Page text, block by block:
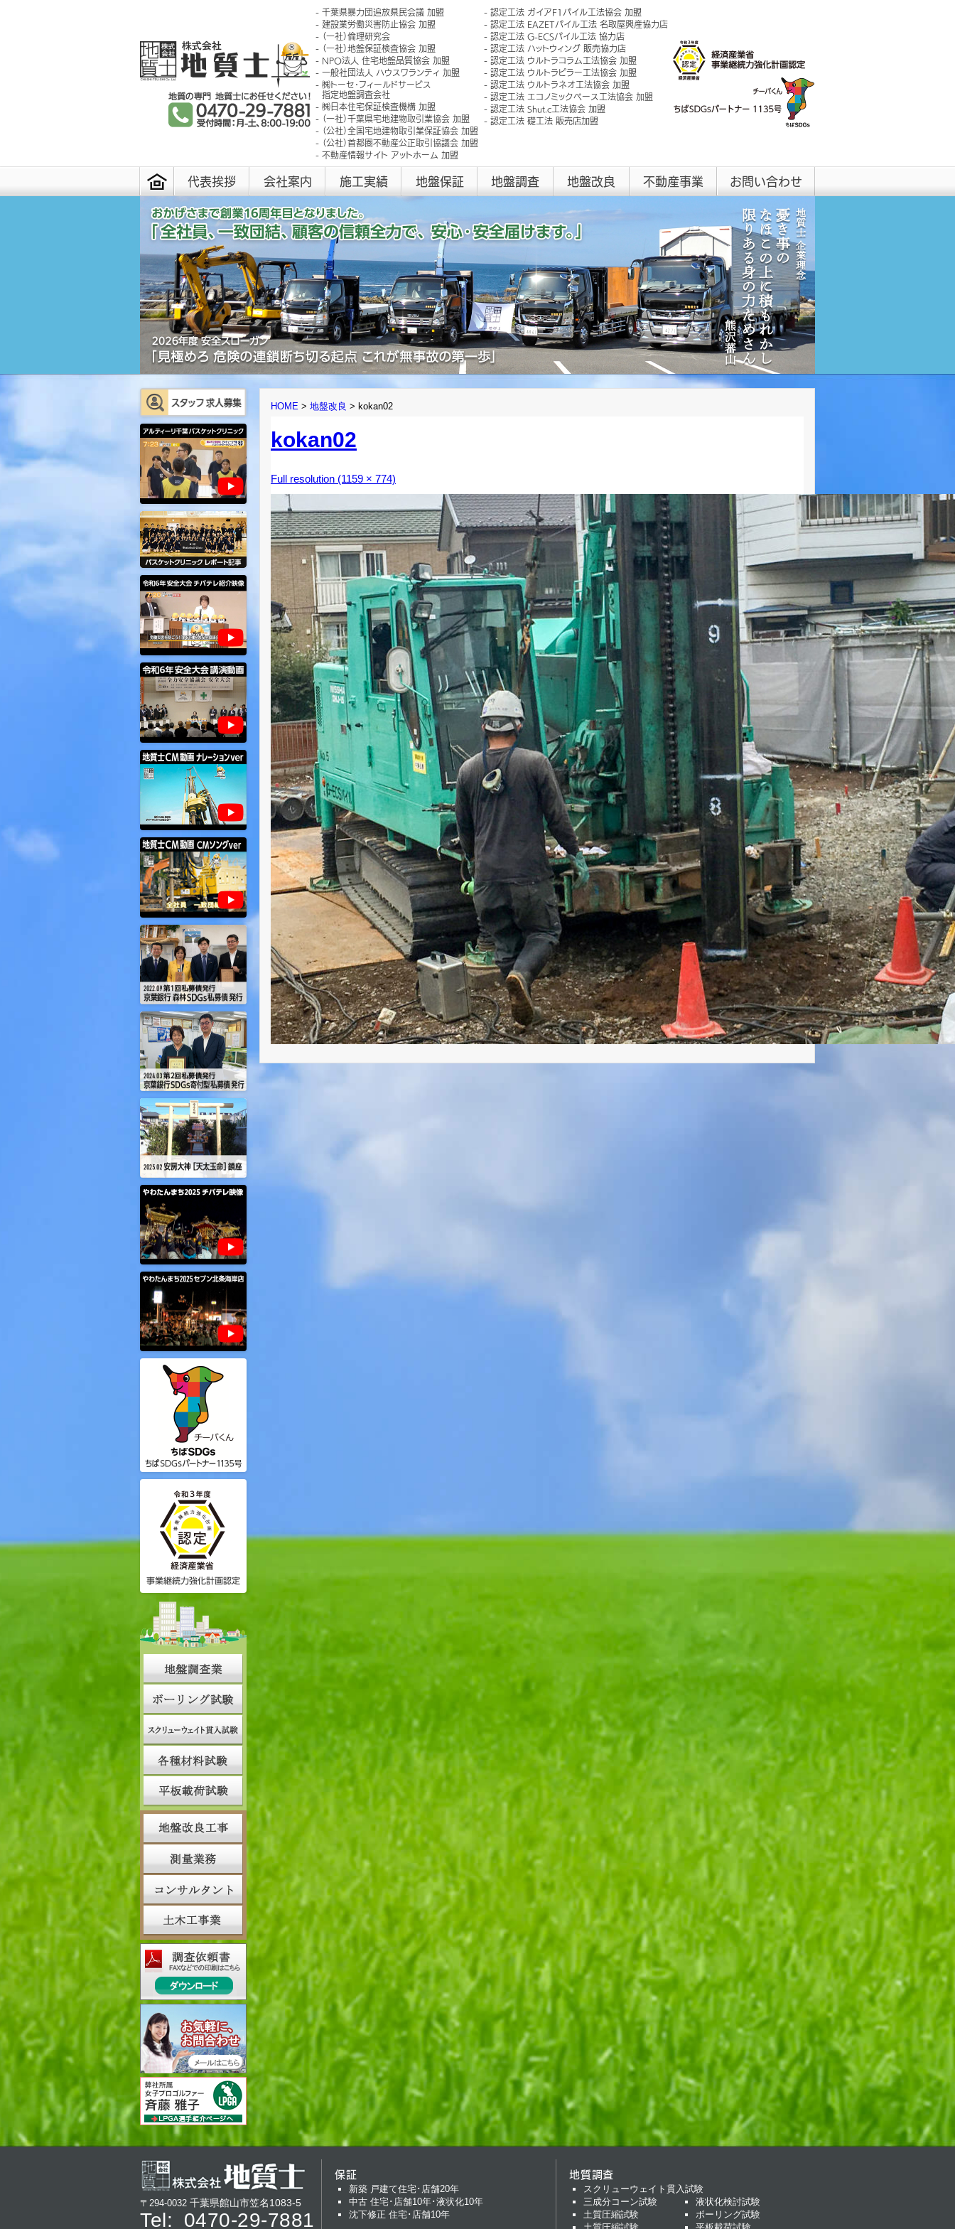
千葉県暴力団追放県民会議 加盟
建設業労働災害防止協会 加盟
（一社）倫理研究会
（一社）地盤保証検査協会 加盟
NPO法人 住宅地盤品質協会 加盟
一般社団法人 ハウスワランティ 加盟
㈱トーセ･フィールドサービス
指定地盤調査会社
㈱日本住宅保証検査機構 加盟
（一社）千葉県宅地建物取引業協会 加盟
（公社）全国宅地建物取引業保証協会 加盟
（公社）首都圏不動産公正取引協議会 加盟
不動産情報サイト アットホーム 加盟
認定工法 ガイアF1パイル工法協会 加盟
認定工法 EAZETパイル工法 名取屋興産協力店
認定工法 G-ECSパイル工法 協力店
認定工法 ハットウィング 販売協力店
認定工法 ウルトラコラム工法協会 加盟
認定工法 ウルトラピラー工法協会 加盟
認定工法 ウルトラネオ工法協会 加盟
認定工法 エコノミックベース工法協会 加盟
認定工法 Shut.c工法協会 加盟
認定工法 礎工法 販売店加盟
代表挨拶 会社案内 施工実績 地盤保証 地盤調査 地盤改良 不動産事業 お問い合わせ
HOME > 地盤改良 > kokan02
kokan02
Full resolution (1159 × 774)
〒294-0032 千葉県館山市笠名1083-5
Tel: 0470-29-7881
保証
新築 戸建て住宅･店舗20年
中古 住宅･店舗10年･液状化10年
沈下修正 住宅･店舗10年
地質調査
スクリューウェイト貫入試験
三成分コーン試験
液状化検討試験
土質圧縮試験
ボーリング試験